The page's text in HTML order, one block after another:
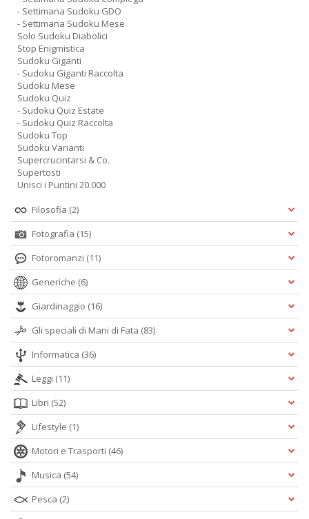
- Settimana Sudoku GDO
- Settimana Sudoku Mese
Solo Sudoku Diabolici
Stop Enigmistica
Sudoku Giganti
- Sudoku Giganti Raccolta
Sudoku Mese
Sudoku Quiz
- Sudoku Quiz Estate
- Sudoku Quiz Raccolta
Sudoku Top
Sudoku Varianti
Supercrucintarsi & Co.
Supertosti
Unisci i Puntini 20.000
Filosofia (2)
Fotografia (15)
Fotoromanzi (11)
Generiche (6)
Giardinaggio (16)
Gli speciali di Mani di Fata (83)
Informatica (36)
Leggi (11)
Libri (52)
Lifestyle (1)
Motori e Trasporti (46)
Musica (54)
Pesca (2)